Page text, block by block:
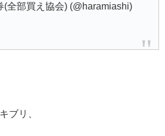
全部買え協会) (@haramiashi)
ブリ、